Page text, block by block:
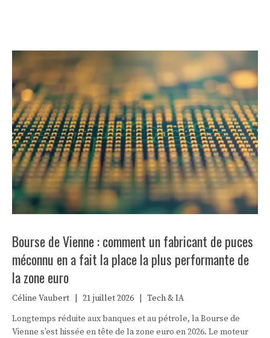
Bourse de Vienne : comment un fabricant de puces
méconnu en a fait la place la plus performante de
la zone euro
Céline Vaubert 21 juillet 2026
Tech & IA
Longtemps réduite aux banques et au pétrole, la Bourse de
Vienne s’est hissée en tête de la zone euro en 2026. Le moteur